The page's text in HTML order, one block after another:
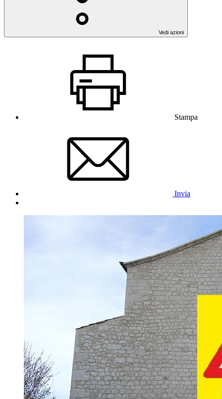
Vedi azioni
Stampa
Invia